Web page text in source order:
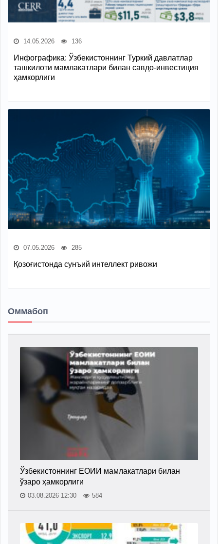
14.05.2026 136
Инфографика: Ўзбекистоннинг Туркий давлатлар
ташкилоти мамлакатлари билан савдо-инвестиция
ҳамкорлиги
07.05.2026 285
Қозоғистонда сунъий интеллект ривожи
Оммабоп
Ўзбекистоннинг ЕОИИ мамлакатлари билан
ўзаро ҳамкорлиги
03.08.2026 12:30 584